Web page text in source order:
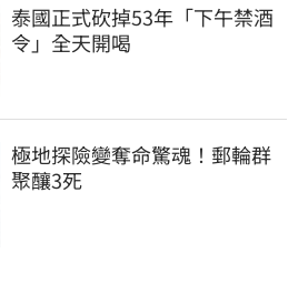
泰國正式砍掉53年「下午禁酒
令」全天開喝
極地探險變奪命驚魂！郵輪群
聚釀3死